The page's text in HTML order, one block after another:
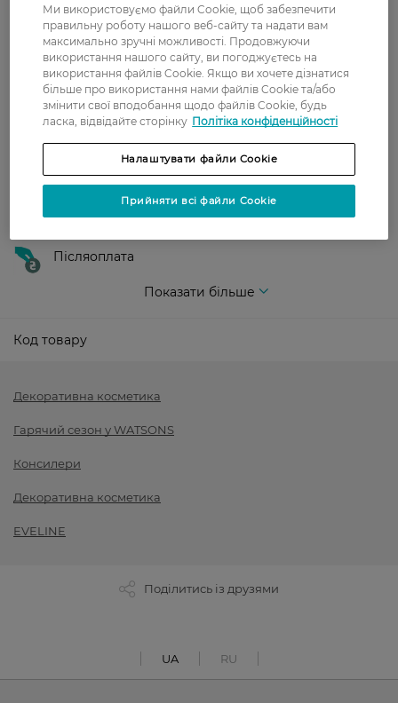
Укрпошта
Вартість доставки - 79 грн, безкоштовна
доставка від - 599 грн
Забрати сьогодні в магазині Watsons
Вартість доставки - 0 грн
Показати більше
Оплата
Оплата карткою
Післяоплата
Показати більше
Код товару
Декоративна косметика
Гарячий сезон у WATSONS
Консилери
Декоративна косметика
EVELINE
Поділитись із друзями
UA RU
Ми використовуємо файли Cookie, щоб забезпечити
правильну роботу нашого веб-сайту та надати вам
максимально зручні можливості. Продовжуючи
використання нашого сайту, ви погоджуєтесь на
використання файлів Cookie. Якщо ви хочете дізнатися
більше про використання нами файлів Cookie та/або
змінити свої вподобання щодо файлів Cookie, будь
ласка, відвідайте сторінку Політіка конфіденційності
Налаштувати файли Cookie
Прийняти всі файли Cookie